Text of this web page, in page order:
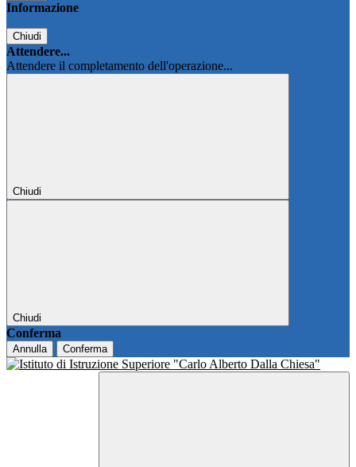
Informazione
Chiudi
Attendere...
Attendere il completamento dell'operazione...
Chiudi
Chiudi
Conferma
Annulla Conferma